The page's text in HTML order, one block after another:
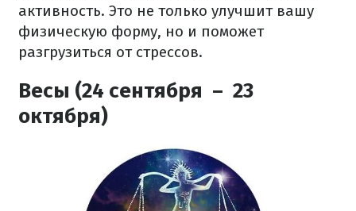
активность. Это не только улучшит вашу
физическую форму, но и поможет
разгрузиться от стрессов.
Весы (24 сентября – 23
октября)